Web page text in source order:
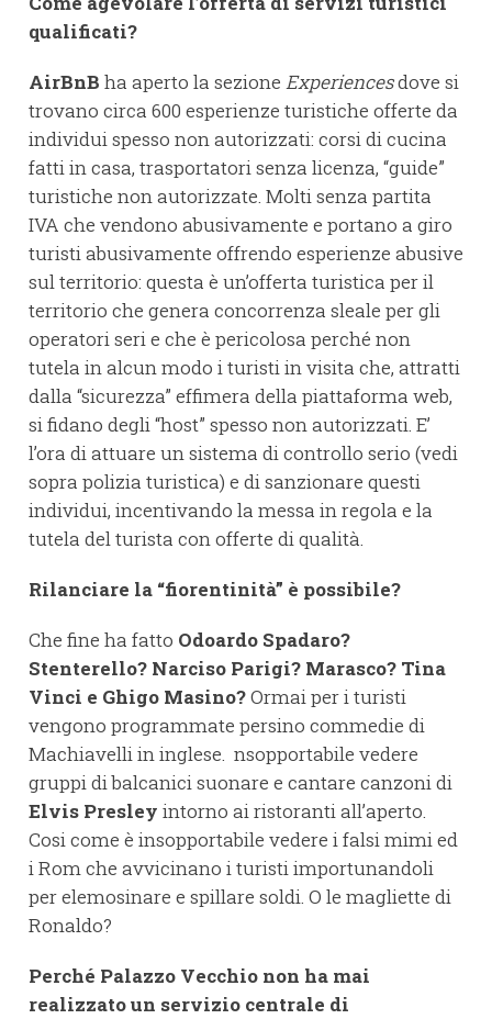
qualificati?
AirBnB ha aperto la sezione Experiencesdove si
trovano circa 600 esperienze turistiche offerte da
individui spesso non autorizzati: corsi di cucina
fatti in casa, trasportatori senza licenza, “guide”
turistiche non autorizzate. Molti senza partita
IVA che vendono abusivamente e portano a giro
turisti abusivamente offrendo esperienze abusive
sul territorio: questa è un’offerta turistica per il
territorio che genera concorrenza sleale per gli
operatori seri e che è pericolosa perché non
tutela in alcun modo i turisti in visita che, attratti
dalla “sicurezza” effimera della piattaforma web,
si fidano degli “host” spesso non autorizzati. E’
l’ora di attuare un sistema di controllo serio (vedi
sopra polizia turistica) e di sanzionare questi
individui, incentivando la messa in regola e la
tutela del turista con offerte di qualità.
Rilanciare la “fiorentinità” è possibile?
Che fine ha fatto Odoardo Spadaro?
Stenterello? Narciso Parigi? Marasco? Tina
Vinci e Ghigo Masino?Ormai per i turisti
vengono programmate persino commedie di
Machiavelli in inglese. nsopportabile vedere
gruppi di balcanici suonare e cantare canzoni di
Elvis Presley intorno ai ristoranti all’aperto.
Cosi come è insopportabile vedere i falsi mimi ed
i Rom che avvicinano i turisti importunandoli
per elemosinare e spillare soldi. O le magliette di
Ronaldo?
Perché Palazzo Vecchio non ha mai
realizzato un servizio centrale di